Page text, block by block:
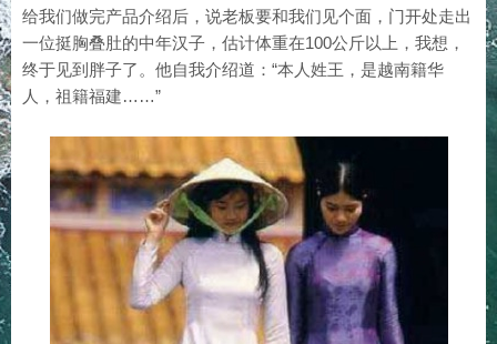
给我们做完产品介绍后，说老板要和我们见个面，门开处走出
一位挺胸叠肚的中年汉子，估计体重在100公斤以上，我想，
终于见到胖子了。他自我介绍道：“本人姓王，是越南籍华
人，祖籍福建……”